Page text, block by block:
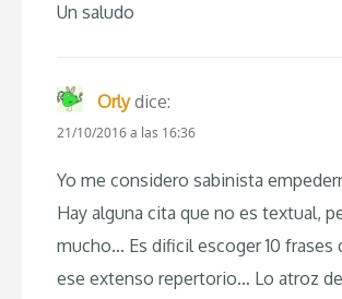
Un saludo
Orly dice:
21/10/2016 a las 16:36
Yo me considero sabinista
Hay alguna cita que no es textual,
mucho… Es dificil escoger 10 frases
ese extenso repertorio… Lo atroz